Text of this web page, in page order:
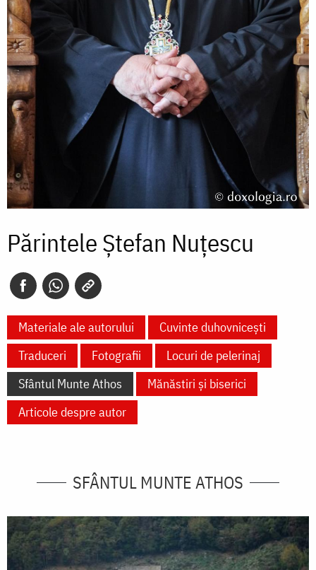
Părintele Ștefan Nuțescu
Materiale ale autorului
Cuvinte duhovnicești
Traduceri
Fotografii
Locuri de pelerinaj
Sfântul Munte Athos
Mănăstiri și biserici
Articole despre autor
SFÂNTUL MUNTE ATHOS